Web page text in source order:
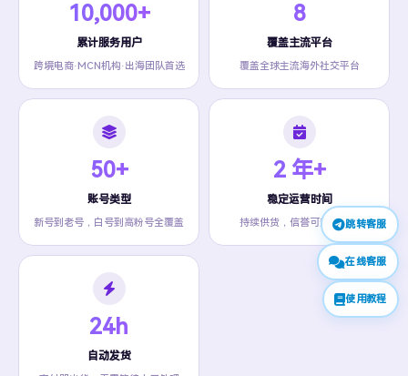
10,000+
累计服务用户
跨境电商·MCN机构·出海团队首选
8
覆盖主流平台
覆盖全球主流海外社交平台
50+
账号类型
新号到老号，白号到高粉号全覆盖
2 年+
稳定运营时间
持续供货，信誉可查可追溯
24h
自动发货
跳转客服
在线客服
使用教程